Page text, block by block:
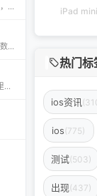
appdb — 独立可信的 iOS / iPadOS / macOS 应用市场 appdb 是目前最大的 独立 marketplace，专注于 iOS、iPadOS 与 macOS 生态。无论是开发者想要免费发布应用，还是普通用户想要安全、私密地下载安装自己需要的 app，都可以在这里轻松实现。 核心优势 免费发布：开
免费 AI 图片去水印神器——AirMore AI 想要快速、免费地删除图片中的文字、logo或水印？AirMore AI 提供的免费在线图片去水印工具，无需登录注册，只需一键上传，数秒即可生成高清无水印图片。 核心优势 免费且无需注册，使用门槛为零。 AI 自动识别并清理图片中的水印、文字或徽标。 一键轻松去除水印，
钟意助手‑JoiHouse钟意小屋：果粉的专属 iOS 探索平台 钟意Apple助手（JoiHouse钟意小屋）致力于为 iPhone、iPad 用户提供最新、最全的 iOS 资源与实用技巧。这里汇聚了巨魔商店TrollStore、系统定制、越狱JailBreak等热门内容，让每一位果粉都能轻松玩转 iOS 的无限可能
iPad
热门标
ios资讯
ios(775)
测试(503)
出现(437)